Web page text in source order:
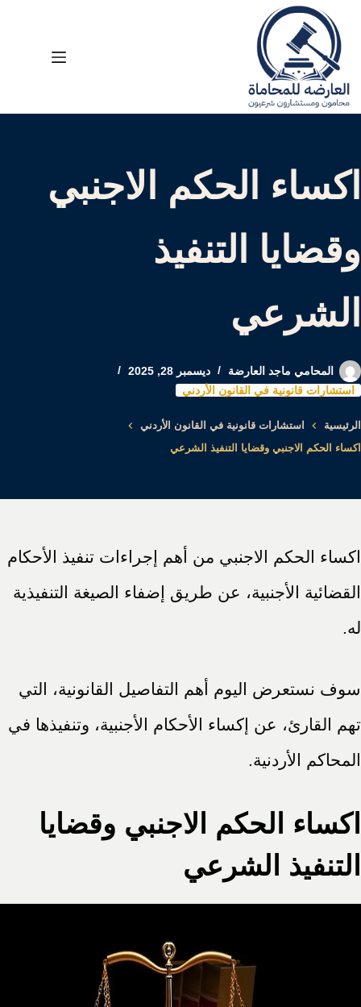
التجاوز
إلى
المحتوى
اكساء الحكم الاجنبي
وقضايا التنفيذ
الشرعي
المحامي ماجد العارضة
ديسمبر 28, 2025
استشارات قانونية في القانون الأردني
الرئيسية
استشارات قانونية في القانون الأردني
اكساء الحكم الاجنبي وقضايا التنفيذ الشرعي
اكساء الحكم الاجنبي من أهم إجراءات تنفيذ الأحكام
القضائية الأجنبية، عن طريق إضفاء الصيغة التنفيذية
له.
سوف نستعرض اليوم أهم التفاصيل القانونية، التي
تهم القارئ، عن إكساء الأحكام الأجنبية، وتنفيذها في
المحاكم الأردنية.
اكساء الحكم الاجنبي وقضايا
التنفيذ الشرعي